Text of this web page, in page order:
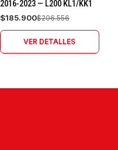
2016-2023 — L200 KL1/KK1
$185.900$206.556
VER DETALLES